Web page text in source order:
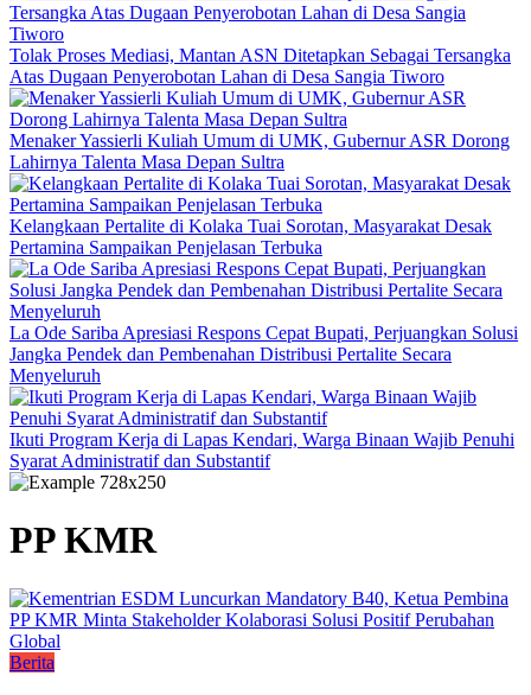
Tolak Proses Mediasi, Mantan ASN Ditetapkan Sebagai Tersangka
Atas Dugaan Penyerobotan Lahan di Desa Sangia Tiworo
Menaker Yassierli Kuliah Umum di UMK, Gubernur ASR Dorong
Lahirnya Talenta Masa Depan Sultra
Kelangkaan Pertalite di Kolaka Tuai Sorotan, Masyarakat Desak
Pertamina Sampaikan Penjelasan Terbuka
La Ode Sariba Apresiasi Respons Cepat Bupati, Perjuangkan Solusi
Jangka Pendek dan Pembenahan Distribusi Pertalite Secara
Menyeluruh
Ikuti Program Kerja di Lapas Kendari, Warga Binaan Wajib Penuhi
Syarat Administratif dan Substantif
PP KMR
Berita